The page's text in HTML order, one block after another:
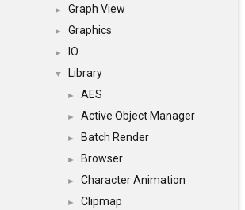
► Graph View
► Graphics
► IO
▼ Library
► AES
► Active Object Manager
► Batch Render
► Browser
► Character Animation
► Clipmap